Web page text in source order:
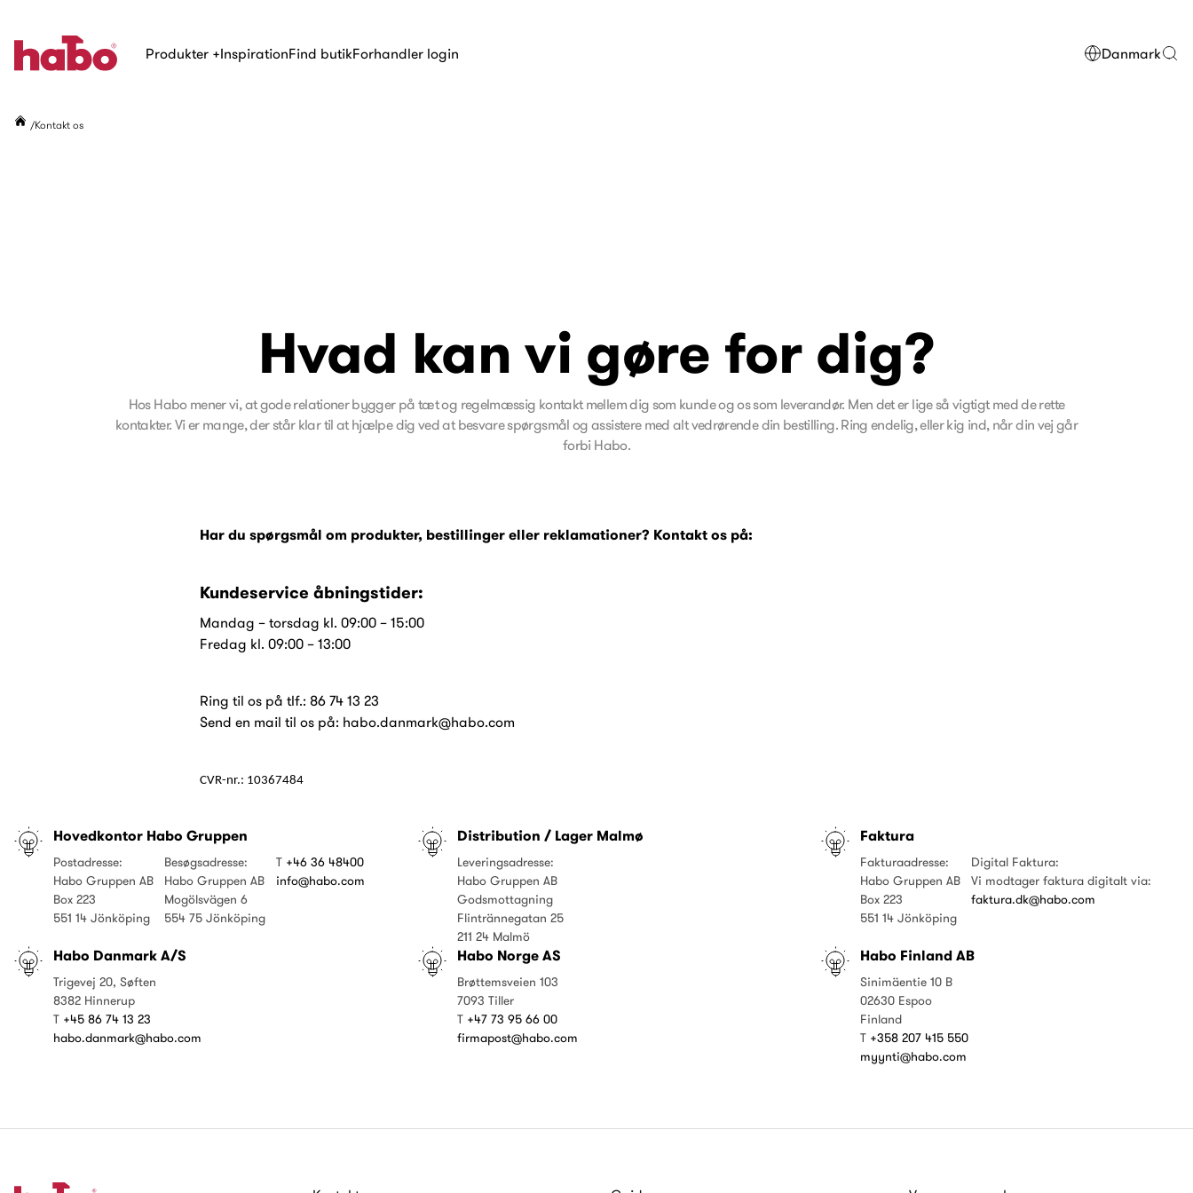
Produkter +InspirationFind butikForhandler login Danmark
Kontakt os
Hvad kan vi gøre for dig?
Hos Habo mener vi, at gode relationer bygger på tæt og regelmæssig kontakt mellem dig som kunde og os som leverandør. Men det er lige så vigtigt med de rette
kontakter. Vi er mange, der står klar til at hjælpe dig ved at besvare spørgsmål og assistere med alt vedrørende din bestilling. Ring endelig, eller kig ind, når din vej går
forbi Habo.
Har du spørgsmål om produkter, bestillinger eller reklamationer? Kontakt os på:
Kundeservice åbningstider:
Mandag – torsdag kl. 09:00 – 15:00
Fredag kl. 09:00 – 13:00
Ring til os på tlf.: 86 74 13 23
Send en mail til os på: habo.danmark@habo.com
CVR-nr.: 10367484
Hovedkontor Habo Gruppen
Postadresse:
Habo Gruppen AB
Box 223
551 14 Jönköping
Besøgsadresse:
Habo Gruppen AB
Mogölsvägen 6
554 75 Jönköping
T +46 36 48400
info@habo.com
Distribution / Lager Malmø
Leveringsadresse:
Habo Gruppen AB
Godsmottagning
Flintrännegatan 25
211 24 Malmö
Faktura
Fakturaadresse:
Habo Gruppen AB
Box 223
551 14 Jönköping
Digital Faktura:
Vi modtager faktura digitalt via:
faktura.dk@habo.com
Habo Danmark A/S
Trigevej 20, Søften
8382 Hinnerup
T +45 86 74 13 23
habo.danmark@habo.com
Habo Norge AS
Brøttemsveien 103
7093 Tiller
T +47 73 95 66 00
firmapost@habo.com
Habo Finland AB
Sinimäentie 10 B
02630 Espoo
Finland
T +358 207 415 550
myynti@habo.com